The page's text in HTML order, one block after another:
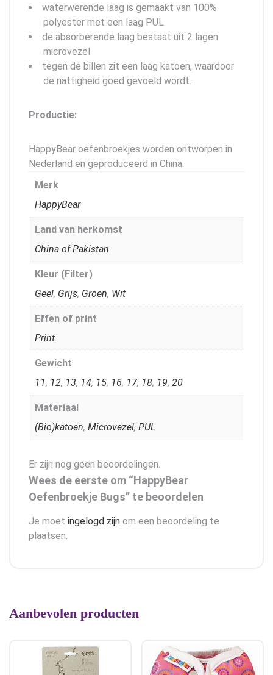
waterwerende laag is gemaakt van 100%
polyester met een laag PUL
de absorberende laag bestaat uit 2 lagen
microvezel
tegen de billen zit een laag katoen, waardoor
de nattigheid goed gevoeld wordt.
Productie:
HappyBear oefenbroekjes worden ontworpen in
Nederland en geproduceerd in China.
Merk
HappyBear
Land van herkomst
China of Pakistan
Kleur (Filter)
Geel, Grijs, Groen, Wit
Effen of print
Print
Gewicht
11, 12, 13, 14, 15, 16, 17, 18, 19, 20
Materiaal
(Bio)katoen, Microvezel, PUL
Er zijn nog geen beoordelingen.
Wees de eerste om “HappyBear
Oefenbroekje Bugs” te beoordelen
Je moet ingelogd zijn om een beoordeling te
plaatsen.
Aanbevolen producten